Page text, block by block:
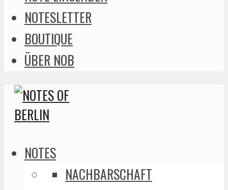
NOTESLETTER
BOUTIQUE
ÜBER NOB
NOTES
NACHBARSCHAFT